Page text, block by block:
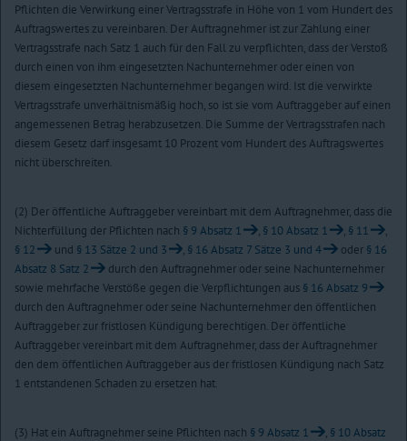
Pflichten die Verwirkung einer Vertragsstrafe in Höhe von 1 vom Hundert des
Auftragswertes zu vereinbaren. Der Auftragnehmer ist zur Zahlung einer
Vertragsstrafe nach Satz 1 auch für den Fall zu verpflichten, dass der Verstoß
durch einen von ihm eingesetzten Nachunternehmer oder einen von
diesem eingesetzten Nachunternehmer begangen wird. Ist die verwirkte
Vertragsstrafe unverhältnismäßig hoch, so ist sie vom Auftraggeber auf einen
angemessenen Betrag herabzusetzen. Die Summe der Vertragsstrafen nach
diesem Gesetz darf insgesamt 10 Prozent vom Hundert des Auftragswertes
nicht überschreiten.
(2) Der öffentliche Auftraggeber vereinbart mit dem Auftragnehmer, dass die
Nichterfüllung der Pflichten nach § 9 Absatz 1 , § 10 Absatz 1 , § 11
,
§ 12
und § 13 Sätze 2 und 3 , § 16 Absatz 7 Sätze 3 und 4 oder § 16
Absatz 8 Satz 2
durch den Auftragnehmer oder seine Nachunternehmer
sowie mehrfache Verstöße gegen die Verpflichtungen aus § 16 Absatz 9
durch den Auftragnehmer oder seine Nachunternehmer den öffentlichen
Auftraggeber zur fristlosen Kündigung berechtigen. Der öffentliche
Auftraggeber vereinbart mit dem Auftragnehmer, dass der Auftragnehmer
den dem öffentlichen Auftraggeber aus der fristlosen Kündigung nach Satz
1 entstandenen Schaden zu ersetzen hat.
(3) Hat ein Auftragnehmer seine Pflichten nach § 9 Absatz 1 , § 10 Absatz